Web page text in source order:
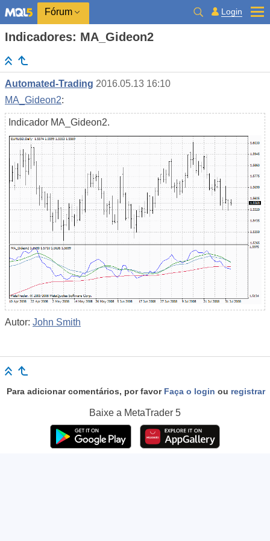
Fórum Login
Indicadores: MA_Gideon2
Automated-Trading 2016.05.13 16:10
MA_Gideon2:
Indicador MA_Gideon2.
Autor: John Smith
Para adicionar comentários, por favor Faça o login ou registrar
Baixe a MetaTrader 5